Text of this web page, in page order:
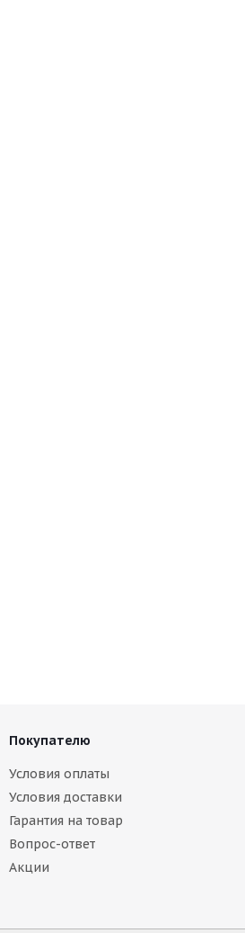
Покупателю
Условия оплаты
Условия доставки
Гарантия на товар
Вопрос-ответ
Акции